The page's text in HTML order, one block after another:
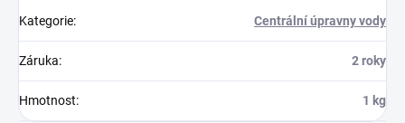
Kategorie: Centrální úpravny vody
Záruka: 2 roky
Hmotnost: 1 kg